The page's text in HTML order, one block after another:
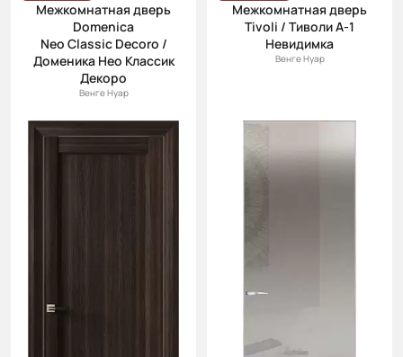
Межкомнатная дверь
Domenica
Neo Classic Decoro /
Доменика Нео Классик
Декоро
Венге Нуар
Межкомнатная дверь
Tivoli / Тиволи А-1
Невидимка
Венге Нуар